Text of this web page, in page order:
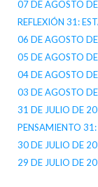
07 DE AGOSTO
REFLEXIÓN 31:
06 DE AGOSTO
05 DE AGOSTO
04 DE AGOSTO
03 DE AGOSTO
31 DE JULIO DE
PENSAMIENTO 31:
30 DE JULIO DE
29 DE JULIO DE